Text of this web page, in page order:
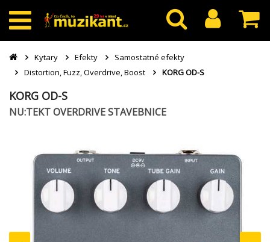
Kytary Efekty
Samostatné efekty
Distortion, Fuzz, Overdrive, Boost
KORG OD-S
KORG OD-S
NU:TEKT OVERDRIVE STAVEBNICE